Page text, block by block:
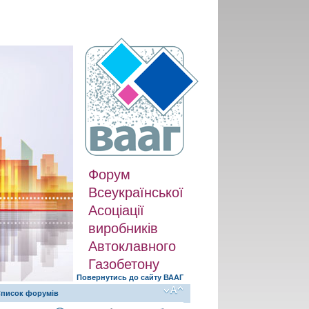
Форум
Всеукраїнської
Асоціації
виробників
Автоклавного
Газобетону
Повернутись до сайту ВААГ
форумів